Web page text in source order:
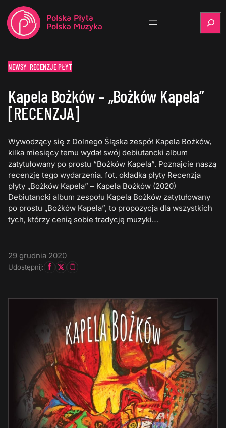
NEWSY RECENZJE PŁYT
Kapela Bożków – „Bożków Kapela”
[RECENZJA]
Wywodzący się z Dolnego Śląska zespół Kapela Bożków,
kilka miesięcy temu wydał swój debiutancki album
zatytułowany po prostu “Bożków Kapela”. Poznajcie naszą
recenzję tego wydarzenia. fot. okładka płyty Recenzja
płyty „Bożków Kapela” – Kapela Bożków (2020)
Debiutancki album zespołu Kapela Bożków zatytułowany
po prostu „Bożków Kapela”, to propozycja dla wszystkich
tych, którzy cenią sobie tradycję muzyki…
29 grudnia 2020
Udostępnij: